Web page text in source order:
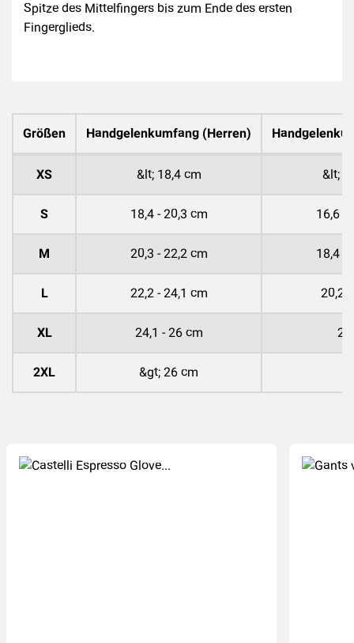
Spitze des Mittelfingers bis zum Ende des ersten
Fingerglieds.
Größen Handgelenkumfang (Herren)
XS &lt; 18,4 cm &lt;
S 18,4 - 20,3 cm 16,6 -
M 20,3 - 22,2 cm 18,4 -
L 22,2 - 24,1 cm 20,2
XL 24,1 - 26 cm
2XL &gt; 26 cm